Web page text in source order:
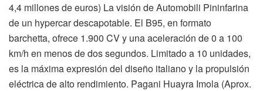
4,4 millones de euros) La visión de Automobili Pininfarina
de un hypercar descapotable. El B95, en formato
barchetta, ofrece 1.900 CV y una aceleración de 0 a 100
km/h en menos de dos segundos. Limitado a 10 unidades,
es la máxima expresión del diseño italiano y la propulsión
eléctrica de alto rendimiento. Pagani Huayra Imola (Aprox.